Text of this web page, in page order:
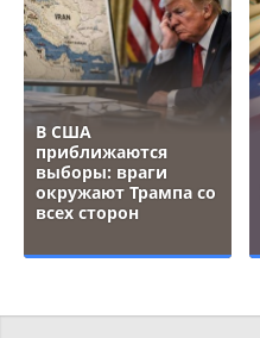
В США
приближаются
выборы: враги
окружают Трампа со
всех сторон